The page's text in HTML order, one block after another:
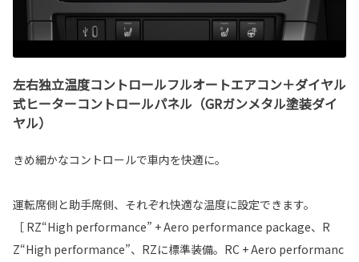
左右独立温度コントロールフルオートエアコン＋ダイヤル
式ヒーターコントロールパネル（GRガンメタル塗装ダイ
ヤル）
きめ細かなコントロールで車内を快適に。
運転席側と助手席側、それぞれ快適な温度に設定できます。
［ RZ“High performance” + Aero performance package、R
Z“High performance”、RZに標準装備。RC + Aero performanc